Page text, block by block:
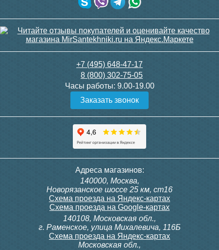
+7 (495) 648-47-17
8 (800) 302-75-05
Часы работы: 9.00-19.00
Заказать звонок
Адреса магазинов:
140000, Москва,
Новорязанское шоссе 25 км, ст16
Схема проезда на Яндекс-картах
Схема проезда на Google-картах
140108, Московская обл.,
г. Раменское, улица Михалевича, 116Б
Схема проезда на Яндекс-картах
Московская обл.,